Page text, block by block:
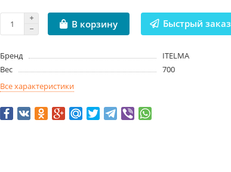
В корзину Быстрый заказ
Бренд
ITELMA
Вес
700
Все характеристики